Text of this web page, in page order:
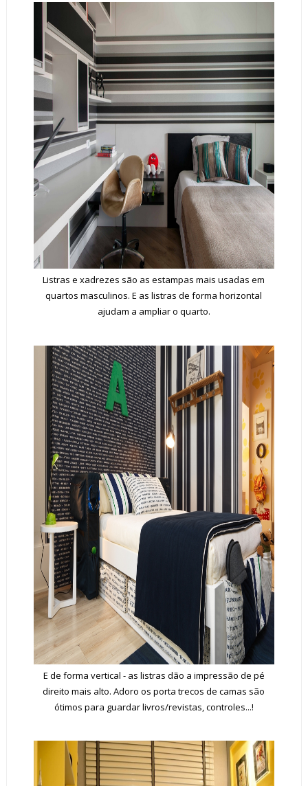
Listras e xadrezes são as estampas mais usadas em
quartos masculinos. E as listras de forma horizontal
ajudam a ampliar o quarto.
E de forma vertical - as listras dão a impressão de pé
direito mais alto. Adoro os porta trecos de camas são
ótimos para guardar livros/revistas, controles...!